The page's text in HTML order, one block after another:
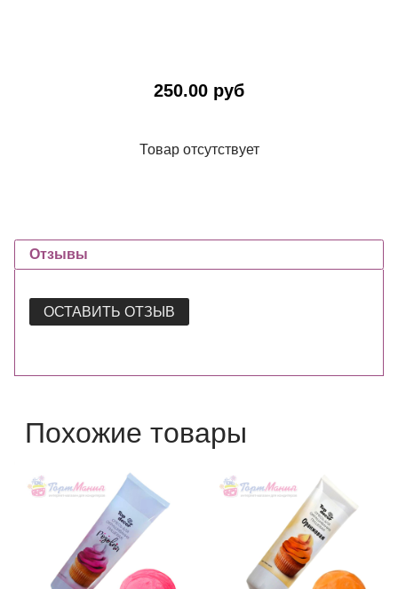
250.00 руб
Товар отсутствует
Отзывы
ОСТАВИТЬ ОТЗЫВ
Похожие товары